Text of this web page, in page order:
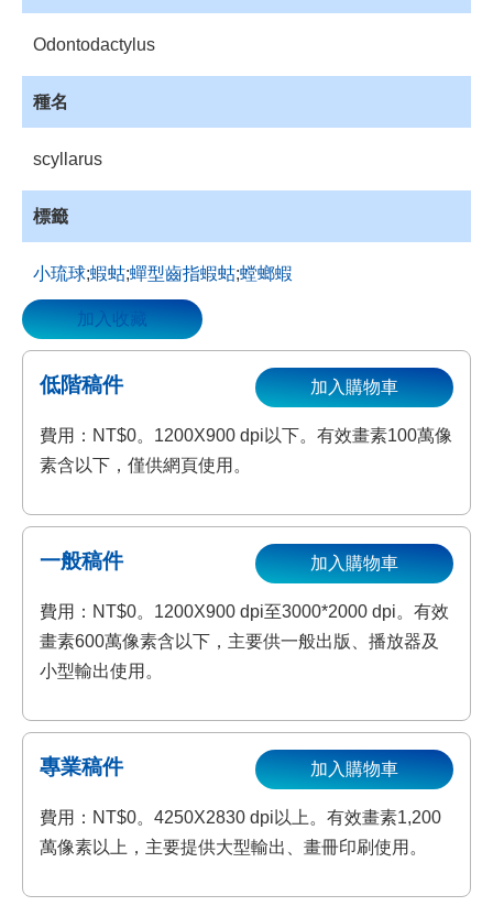
藏
登
入
Odontodactylus
種名
scyllarus
標籤
小琉球;蝦蛄;蟬型齒指蝦蛄;螳螂蝦
加入收藏
低階稿件
費用：NT$0。1200X900 dpi以下。有效畫素100萬像
素含以下，僅供網頁使用。
加入購物車
一般稿件
費用：NT$0。1200X900 dpi至3000*2000 dpi。有效
畫素600萬像素含以下，主要供一般出版、播放器及
小型輸出使用。
加入購物車
專業稿件
費用：NT$0。4250X2830 dpi以上。有效畫素1,200
萬像素以上，主要提供大型輸出、畫冊印刷使用。
加入購物車